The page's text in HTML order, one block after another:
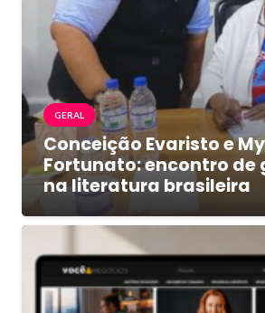
GERAL
Conceição Evaristo e
Fortunato: encontro de
na literatura brasileira